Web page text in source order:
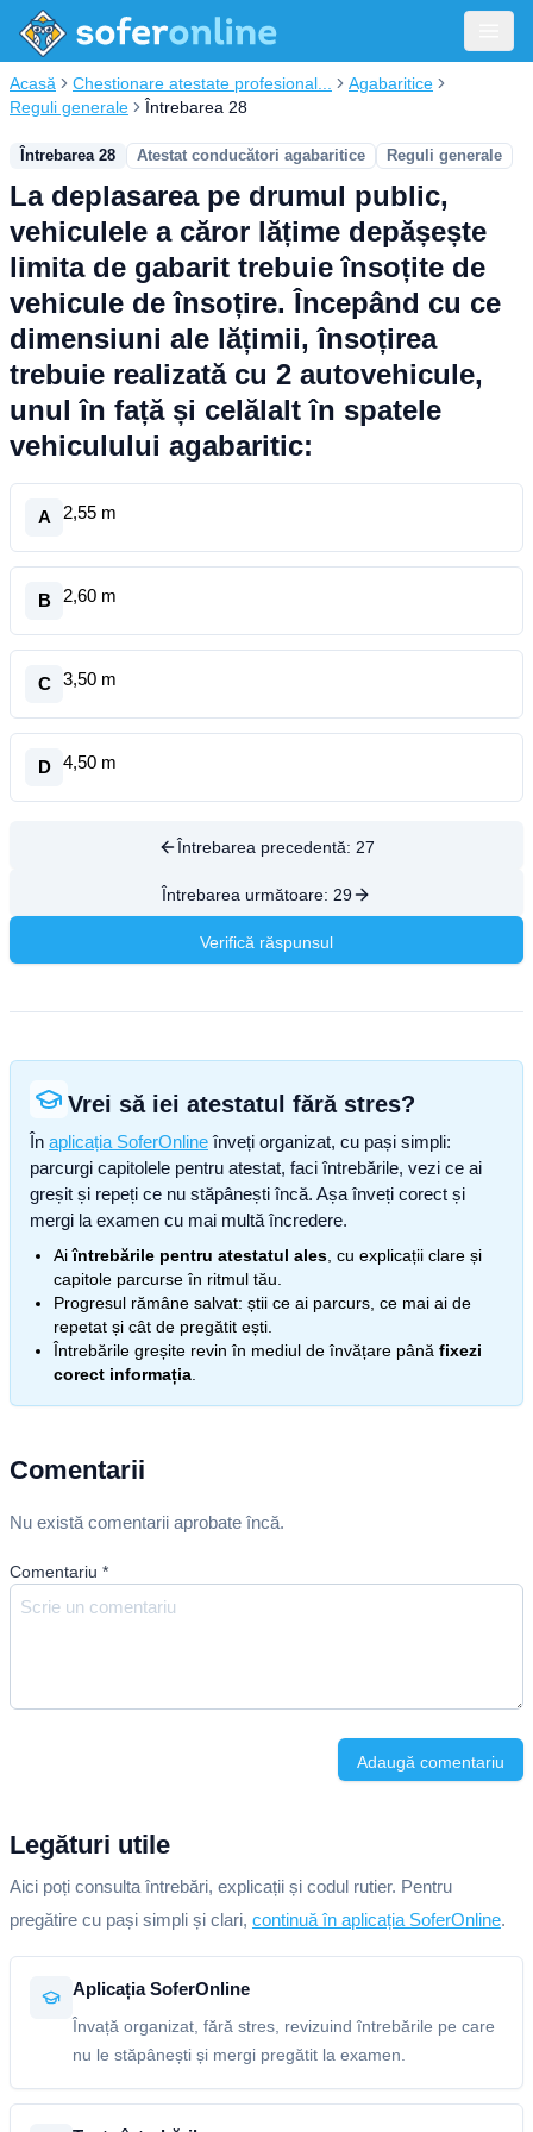
Acasă Chestionare atestate profesional...
Agabaritice
Reguli generale
Întrebarea 28
Întrebarea 28 Atestat conducători agabaritice Reguli generale
La deplasarea pe drumul public,
vehiculele a căror lățime depășește
limita de gabarit trebuie însoțite de
vehicule de însoțire. Începând cu ce
dimensiuni ale lățimii, însoțirea
trebuie realizată cu 2 autovehicule,
unul în față și celălalt în spatele
vehiculului agabaritic:
A 2,55 m
B 2,60 m
C 3,50 m
D 4,50 m
Întrebarea precedentă: 27
Întrebarea următoare: 29
Verifică răspunsul
Vrei să iei atestatul fără stres?
În aplicația SoferOnline înveți organizat, cu pași simpli:
parcurgi capitolele pentru atestat, faci întrebările, vezi ce ai
greșit și repeți ce nu stăpânești încă. Așa înveți corect și
mergi la examen cu mai multă încredere.
Aiîntrebările pentru atestatul ales , cu explicații clare și
capitole parcurse în ritmul tău.
Progresul rămâne salvat: știi ce ai parcurs, ce mai ai de
repetat și cât de pregătit ești.
Întrebările greșite revin în mediul de învățare până fixezi
corect informația
Comentarii
Nu există comentarii aprobate încă.
Comentariu *
Adaugă comentariu
Legături utile
Aici poți consulta întrebări, explicații și codul rutier. Pentru
pregătire cu pași simpli și clari, continuă în aplicația SoferOnline.
Aplicația SoferOnline
Învață organizat, fără stres, revizuind întrebările pe care
nu le stăpânești și mergi pregătit la examen.